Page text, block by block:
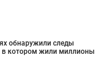
обнаружили следы
в котором жили миллионы